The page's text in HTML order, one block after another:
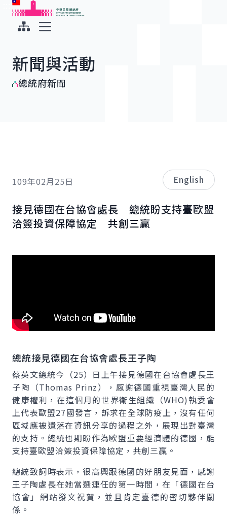
跳到主要內容
中華民國總統府
新聞與活動
總統府新聞
109年02月25日 English
接見德國在台協會處長 總統盼支持臺歐盟
洽簽投資保障協定 共創三贏
總統接見德國在台協會處長王子陶
蔡英文總統今（25）日上午接見德國在台協會處長王
子陶（Thomas Prinz），感謝德國重視臺灣人民的
健康權利，在這個月的世界衛生組織（WHO)執委會
上代表歐盟27國發言，訴求在全球防疫上，沒有任何
區域應被遺落在資訊分享的過程之外，展現出對臺灣
的支持。總統也期盼作為歐盟重要經濟體的德國，能
支持臺歐盟洽簽投資保障協定，共創三贏。
總統致詞時表示，很高興跟德國的好朋友見面，感謝
王子陶處長在她當選連任的第一時間，在「德國在台
協會」網站發文祝賀，並且肯定臺德的密切夥伴關
係。